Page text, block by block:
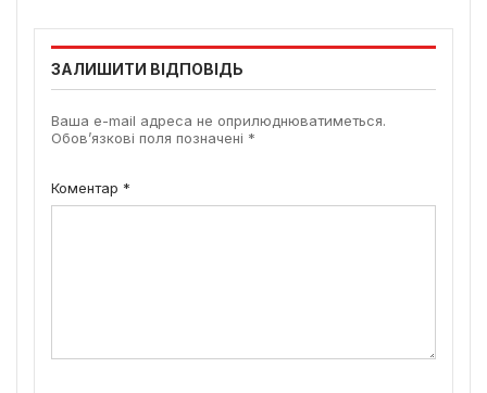
ЗАЛИШИТИ ВІДПОВІДЬ
Ваша e-mail адреса не оприлюднюватиметься.
Обов’язкові поля позначені *
Коментар *